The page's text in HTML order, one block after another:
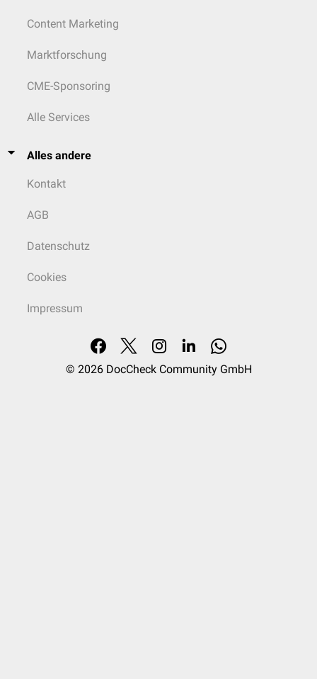
Content Marketing
Marktforschung
CME-Sponsoring
Alle Services
Alles andere
Kontakt
AGB
Datenschutz
Cookies
Impressum
© 2026 DocCheck Community GmbH